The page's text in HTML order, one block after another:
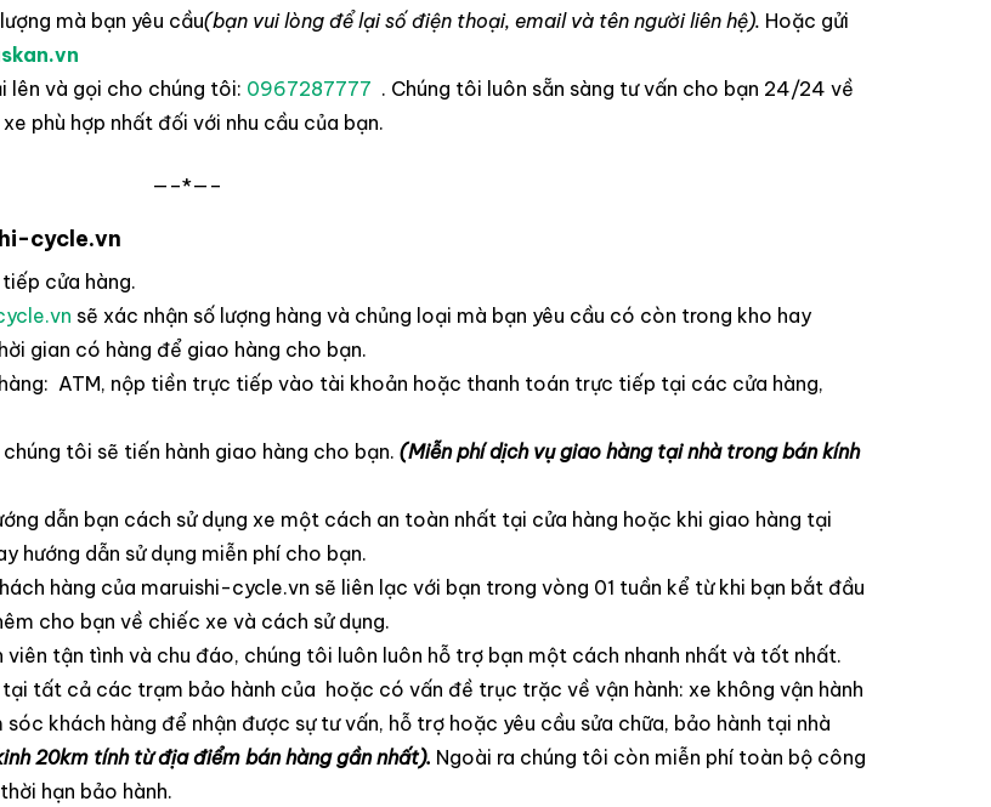
mà bạn yêu cầu(bạn vui lòng để lại số điện thoại, email và tên người liên hệ). Hoặc gửi
lên và gọi cho chúng tôi: 0967287777 . Chúng tôi luôn sẵn sàng tư vấn cho bạn 24/24 về
phù hợp nhất đối với nhu cầu của bạn.
—–*—–
cycle.vn
cửa hàng.
sẽ xác nhận số lượng hàng và chủng loại mà bạn yêu cầu có còn trong kho hay
gian có hàng để giao hàng cho bạn.
ATM, nộp tiền trực tiếp vào tài khoản hoặc thanh toán trực tiếp tại các cửa hàng,
tôi sẽ tiến hành giao hàng cho bạn. (Miễn phí dịch vụ giao hàng tại nhà trong bán kính
dẫn bạn cách sử dụng xe một cách an toàn nhất tại cửa hàng hoặc khi giao hàng tại
hướng dẫn sử dụng miễn phí cho bạn.
hàng của maruishi-cycle.vn sẽ liên lạc với bạn trong vòng 01 tuần kể từ khi bạn bắt đầu
cho bạn về chiếc xe và cách sử dụng.
viên tận tình và chu đáo, chúng tôi luôn luôn hỗ trợ bạn một cách nhanh nhất và tốt nhất.
tất cả các trạm bảo hành của hoặc có vấn đề trục trặc về vận hành: xe không vận hành
khách hàng để nhận được sự tư vấn, hỗ trợ hoặc yêu cầu sửa chữa, bảo hành tại nhà
20km tính từ địa điểm bán hàng gần nhất). Ngoài ra chúng tôi còn miễn phí toàn bộ công
hạn bảo hành.